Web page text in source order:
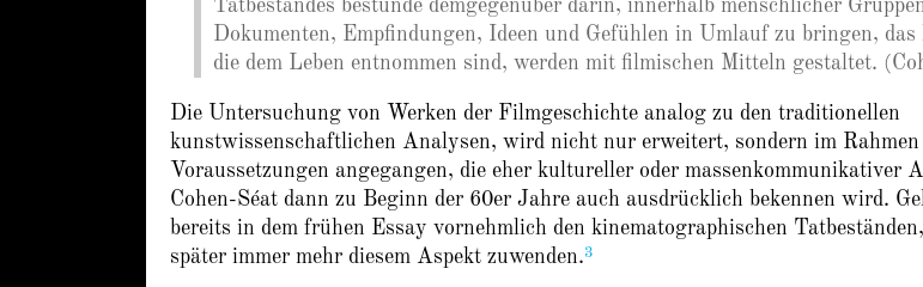
Tatbestandes bestünde demgegenüber darin, innerhalb menschlicher
Dokumenten, Empfindungen, Ideen und Gefühlen in Umlauf zu bringen,
die dem Leben entnommen sind, werden mit filmischen Mitteln gestaltet.
Die Untersuchung von Werken der Filmgeschichte analog zu den traditionellen
kunstwissenschaftlichen Analysen, wird nicht nur erweitert, sondern im Rahmen
Voraussetzungen angegangen, die eher kultureller oder massenkommunikativer
Cohen-Séat dann zu Beginn der 60er Jahre auch ausdrücklich bekennen wird.
bereits in dem frühen Essay vornehmlich den kinematographischen
später immer mehr diesem Aspekt zuwenden.3